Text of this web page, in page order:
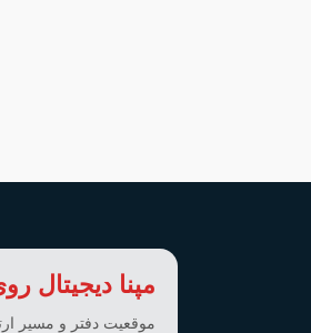
مپنا دیجیتال
موقعیت دفتر و مسیر